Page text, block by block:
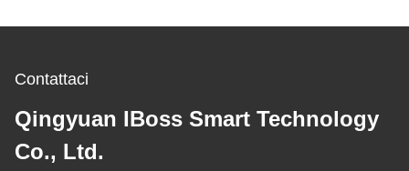
Contattaci
Qingyuan IBoss Smart Technology
Co., Ltd.